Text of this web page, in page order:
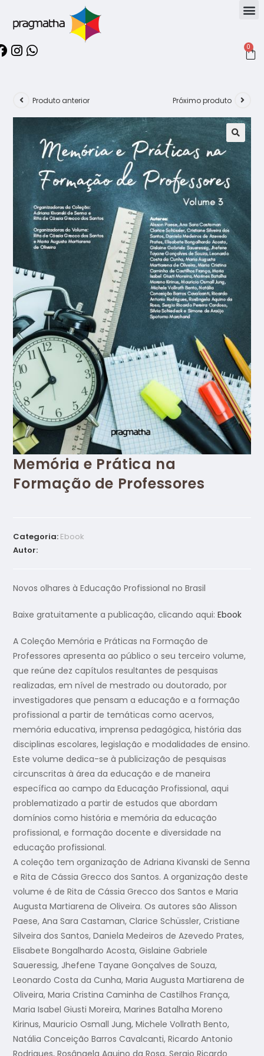
0
Produto anterior Próximo produto
Memória e Prática na
Formação de Professores
Categoria: Ebook
Autor:
Novos olhares à Educação Profissional no Brasil
Baixe gratuitamente a publicação, clicando aqui:Ebook
A Coleção Memória e Práticas na Formação de
Professores apresenta ao público o seu terceiro volume,
que reúne dez capítulos resultantes de pesquisas
realizadas, em nível de mestrado ou doutorado, por
investigadores que pensam a educação e a formação
profissional a partir de temáticas como acervos,
memória educativa, imprensa pedagógica, história das
disciplinas escolares, legislação e modalidades de ensino.
Este volume dedica-se à publicização de pesquisas
circunscritas à área da educação e de maneira
específica ao campo da Educação Profissional, aqui
problematizado a partir de estudos que abordam
domínios como história e memória da educação
profissional, e formação docente e diversidade na
educação profissional.
A coleção tem organização de Adriana Kivanski de Senna
e Rita de Cássia Grecco dos Santos. A organização deste
volume é de Rita de Cássia Grecco dos Santos e Maria
Augusta Martiarena de Oliveira. Os autores são Alisson
Paese, Ana Sara Castaman, Clarice Schüssler, Cristiane
Silveira dos Santos, Daniela Medeiros de Azevedo Prates,
Elisabete Bongalhardo Acosta, Gislaine Gabriele
Saueressig, Jhefene Tayane Gonçalves de Souza,
Leonardo Costa da Cunha, Maria Augusta Martiarena de
Oliveira, Maria Cristina Caminha de Castilhos França,
Maria Isabel Giusti Moreira, Marines Batalha Moreno
Kirinus, Mauricio Osmall Jung, Michele Vollrath Bento,
Natália Conceição Barros Cavalcanti, Ricardo Antonio